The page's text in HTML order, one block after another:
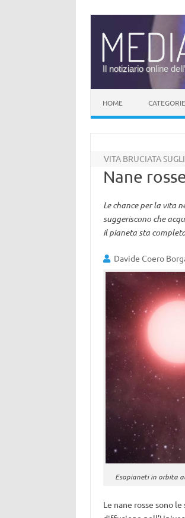
Il notiziario online
HOME CATEGORIE
VITA BRUCIATA
Nane
Le chance per la vita
suggeriscono che
il pianeta sta
Davide Coero
Esopianeti in orbita
Le nane rosse sono